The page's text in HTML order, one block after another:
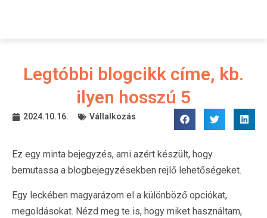
Legtóbbi blogcikk címe, kb.
ilyen hosszú 5
2024.10.16. Vállalkozás
Ez egy minta bejegyzés, ami azért készült, hogy
bemutassa a blogbejegyzésekben rejlő lehetőségeket.
Egy leckében magyarázom el a különböző opciókat,
megoldásokat. Nézd meg te is, hogy miket használtam,